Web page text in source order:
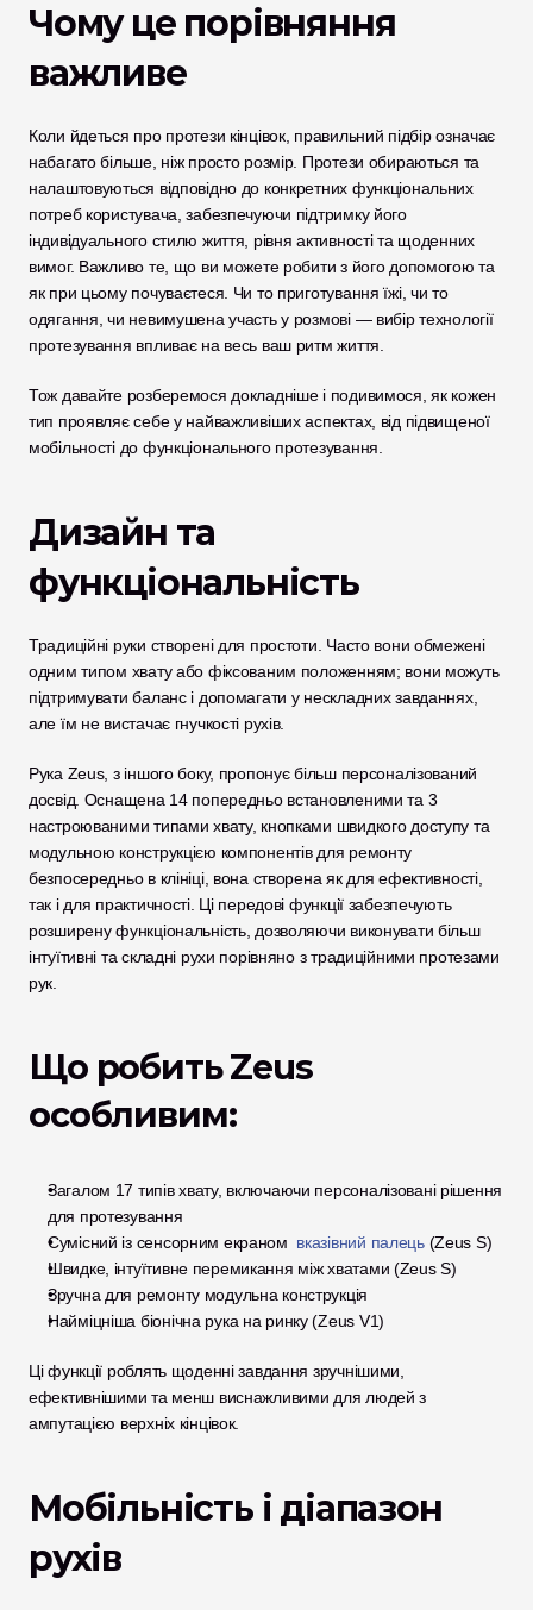
Чому це порівняння
важливе
Коли йдеться про протези кінцівок, правильний підбір означає
набагато більше, ніж просто розмір. Протези обираються та
налаштовуються відповідно до конкретних функціональних
потреб користувача, забезпечуючи підтримку його
індивідуального стилю життя, рівня активності та щоденних
вимог. Важливо те, що ви можете робити з його допомогою та
як при цьому почуваєтеся. Чи то приготування їжі, чи то
одягання, чи невимушена участь у розмові — вибір технології
протезування впливає на весь ваш ритм життя.
Тож давайте розберемося докладніше і подивимося, як кожен
тип проявляє себе у найважливіших аспектах, від підвищеної
мобільності до функціонального протезування.
Дизайн та
функціональність
Традиційні руки створені для простоти. Часто вони обмежені
одним типом хвату або фіксованим положенням; вони можуть
підтримувати баланс і допомагати у нескладних завданнях,
але їм не вистачає гнучкості рухів.
Рука Zeus, з іншого боку, пропонує більш персоналізований
досвід. Оснащена 14 попередньо встановленими та 3
настроюваними типами хвату, кнопками швидкого доступу та
модульною конструкцією компонентів для ремонту
безпосередньо в клініці, вона створена як для ефективності,
так і для практичності. Ці передові функції забезпечують
розширену функціональність, дозволяючи виконувати більш
інтуїтивні та складні рухи порівняно з традиційними протезами
рук.
Що робить Zeus
особливим:
Загалом 17 типів хвату, включаючи персоналізовані рішення
для протезування
Сумісний із сенсорним екраном вказівний палець (Zeus S)
Швидке, інтуїтивне перемикання між хватами (Zeus S)
Зручна для ремонту модульна конструкція
Найміцніша біонічна рука на ринку (Zeus V1)
Ці функції роблять щоденні завдання зручнішими,
ефективнішими та менш виснажливими для людей з
ампутацією верхніх кінцівок.
Мобільність і діапазон
рухів